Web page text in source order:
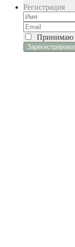
Регистрация
Принимаю